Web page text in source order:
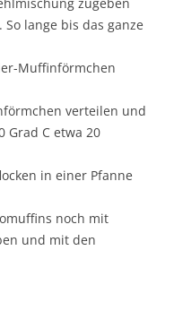
lange bis das ganze
Muffinförmchen
verteilen und
Grad C etwa 20
in einer Pfanne
noch mit
und mit den